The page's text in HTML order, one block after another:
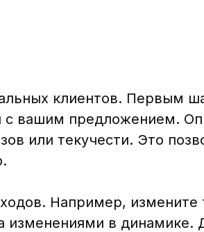
клиентов. Первым
с вашим предложением.
или текучести. Это
Например, измените
изменениями в динамике.